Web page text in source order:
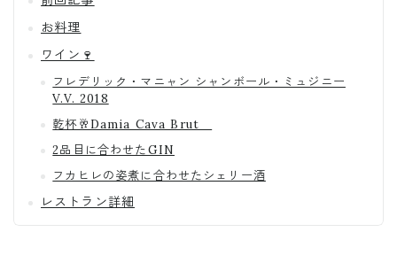
お料理
ワイン🍷
フレデリック・マニャン シャンボール・ミュジニー
V.V. 2018
乾杯🥂Damia Cava Brut
2品目に合わせたGIN
フカヒレの姿煮に合わせたシェリー酒
レストラン詳細